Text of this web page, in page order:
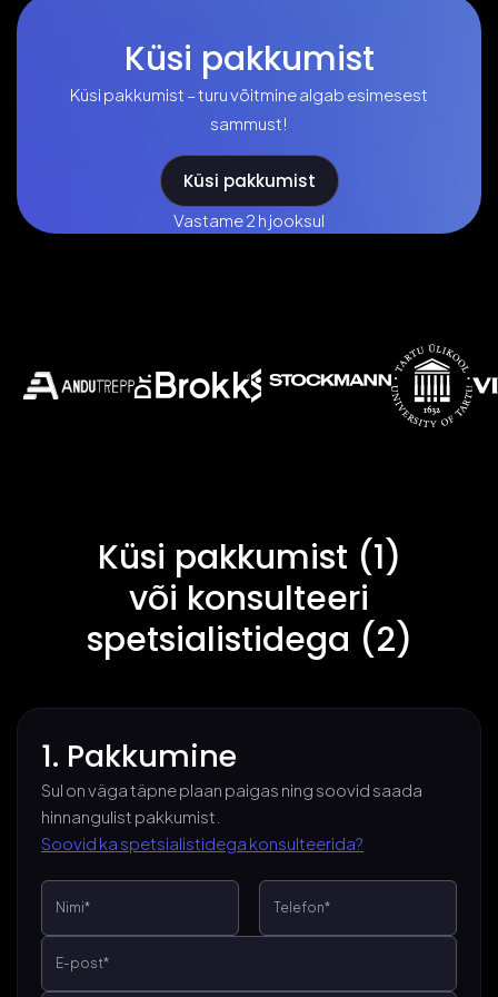
Küsi pakkumist
Küsi pakkumist – turu võitmine algab esimesest
sammust!
Küsi pakkumist
Vastame 2 h jooksul
Küsi pakkumist (1)
või konsulteeri
spetsialistidega (2)
1. Pakkumine
Sul on väga täpne plaan paigas ning soovid saada
hinnangulist pakkumist.
Soovid ka spetsialistidega konsulteerida?